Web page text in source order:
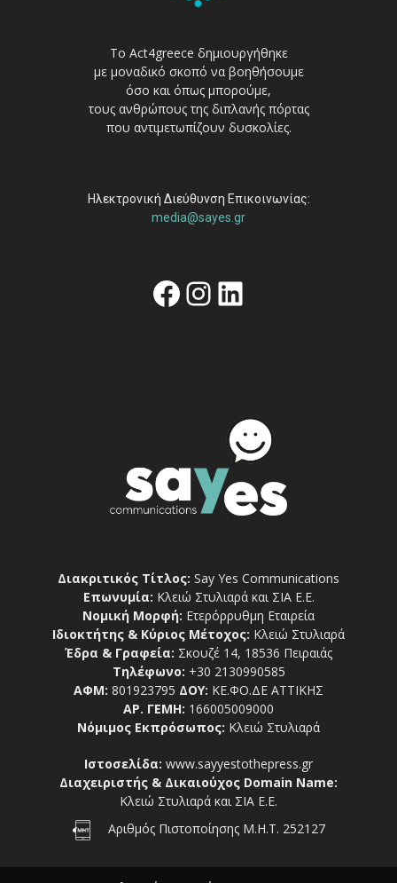
Το Act4greece δημιουργήθηκε
με μοναδικό σκοπό να βοηθήσουμε
όσο και όπως μπορούμε,
τους ανθρώπους της διπλανής πόρτας
που αντιμετωπίζουν δυσκολίες.
Ηλεκτρονική Διεύθυνση Επικοινωνίας:
media@sayes.gr
Facebook
Instagram
Linkedin
Διακριτικός Τίτλος: Say Yes Communications
Επωνυμία: Κλειώ Στυλιαρά και ΣΙΑ Ε.Ε.
Νομική Μορφή: Ετερόρρυθμη Εταιρεία
Ιδιοκτήτης & Κύριος Μέτοχος: Κλειώ Στυλιαρά
Έδρα & Γραφεία: Σκουζέ 14, 18536 Πειραιάς
Τηλέφωνο: +30 2130990585
ΑΦΜ: 801923795 ΔΟΥ: ΚΕ.ΦΟ.ΔΕ ΑΤΤΙΚΗΣ
ΑΡ. ΓΕΜΗ: 166005009000
Νόμιμος Εκπρόσωπος: Κλειώ Στυλιαρά
Ιστοσελίδα: www.sayyestothepress.gr
Διαχειριστής & Δικαιούχος Domain Name:
Κλειώ Στυλιαρά και ΣΙΑ Ε.Ε.
Αριθμός Πιστοποίησης Μ.Η.Τ. 252127